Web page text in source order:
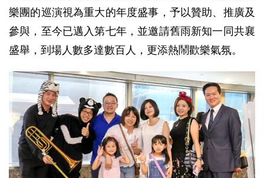
樂團的巡演視為重大的年度盛事，予以贊助、推廣及
參與，至今已邁入第七年，並邀請舊雨新知一同共襄
盛舉，到場人數多達數百人，更添熱鬧歡樂氣氛。